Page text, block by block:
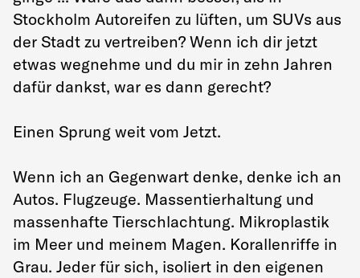
Stockholm Autoreifen zu lüften, um SUVs aus
der Stadt zu vertreiben? Wenn ich dir jetzt
etwas wegnehme und du mir in zehn Jahren
dafür dankst, war es dann gerecht?
Einen Sprung weit vom Jetzt.
Wenn ich an Gegenwart denke, denke ich an
Autos. Flugzeuge. Massentierhaltung und
massenhafte Tierschlachtung. Mikroplastik
im Meer und meinem Magen. Korallenriffe in
Grau. Jeder für sich, isoliert in den eigenen